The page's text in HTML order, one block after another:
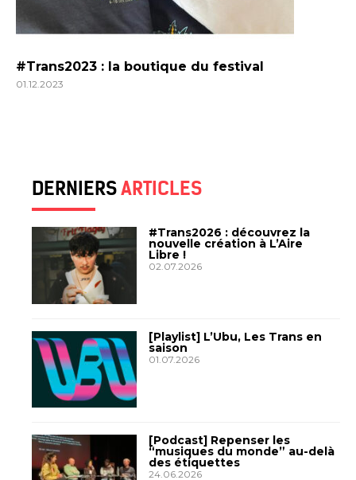
#Trans2023 : la boutique du festival
01.12.2023
DERNIERSARTICLES
#Trans2026 : découvrez la
nouvelle création à L’Aire
Libre !
02.07.2026
[Playlist] L’Ubu, Les Trans en
saison
01.07.2026
[Podcast] Repenser les
“musiques du monde” au-delà
des étiquettes
24.06.2026